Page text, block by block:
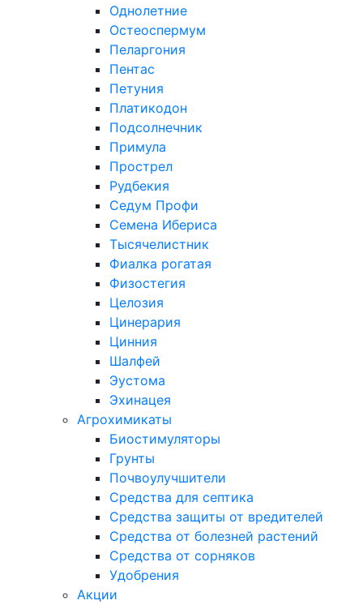
Однолетние
Остеоспермум
Пеларгония
Пентас
Петуния
Платикодон
Подсолнечник
Примула
Прострел
Рудбекия
Седум Профи
Семена Ибериса
Тысячелистник
Фиалка рогатая
Физостегия
Целозия
Цинерария
Цинния
Шалфей
Эустома
Эхинацея
Агрохимикаты
Биостимуляторы
Грунты
Почвоулучшители
Средства для септика
Средства защиты от вредителей
Средства от болезней растений
Средства от сорняков
Удобрения
Акции